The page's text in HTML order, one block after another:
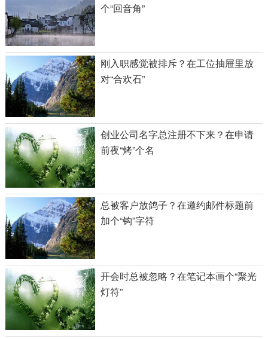
个“回音角”
刚入职感觉被排斥？在工位抽屉里放
对“合欢石”
创业公司名字总注册不下来？在申请
前夜“烤”个名
总被客户放鸽子？在邀约邮件标题前
加个“钩”字符
开会时总被忽略？在笔记本画个“聚光
灯符”